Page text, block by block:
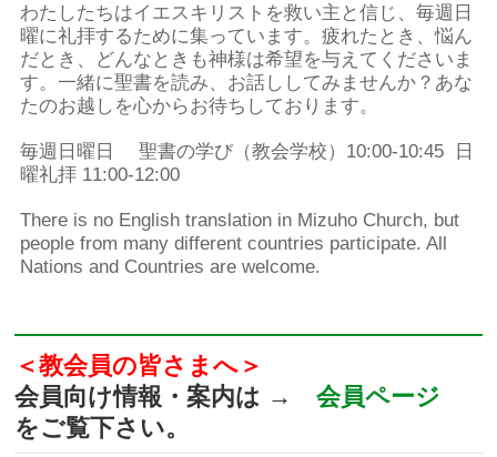
わたしたちはイエスキリストを救い主と信じ、毎週日
曜に礼拝するために集っています。疲れたとき、悩ん
だとき、どんなときも神様は希望を与えてくださいま
す。一緒に聖書を読み、お話ししてみませんか？あな
たのお越しを心からお待ちしております。
毎週日曜日 聖書の学び（教会学校）10:00-10:45 日
曜礼拝 11:00-12:00
There is no English translation in Mizuho Church, but
people from many different countries participate. All
Nations and Countries are welcome.
＜教会員の皆さまへ＞
会員向け情報・案内は →会員ページ
をご覧下さい。